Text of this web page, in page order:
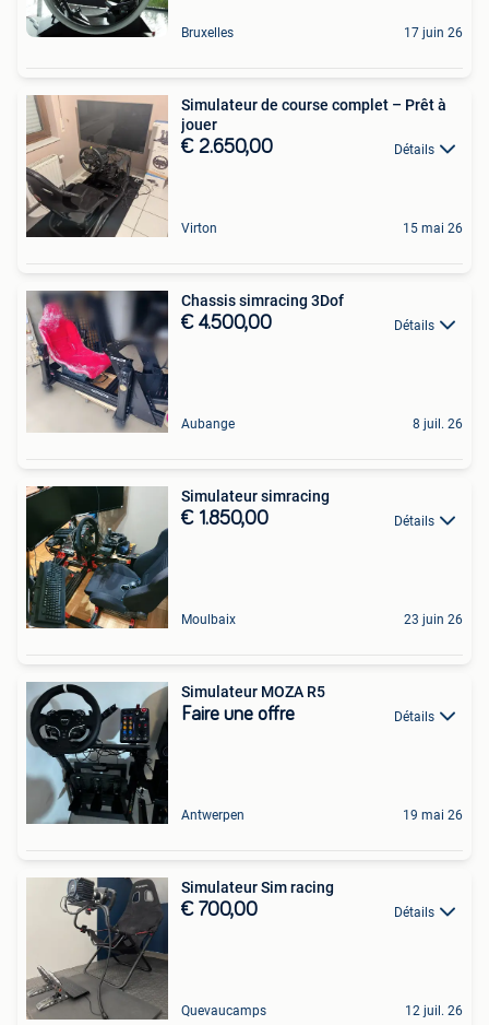
Bruxelles 17 juin 26
Simulateur de course complet – Prêt à
jouer
€ 2.650,00 Détails
Virton 15 mai 26
Chassis simracing 3Dof
€ 4.500,00 Détails
Aubange 8 juil. 26
Simulateur simracing
€ 1.850,00 Détails
Moulbaix 23 juin 26
Simulateur MOZA R5
Faire une offre Détails
Antwerpen 19 mai 26
Simulateur Sim racing
€ 700,00 Détails
Quevaucamps 12 juil. 26